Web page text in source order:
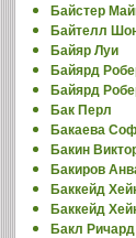
Байстер
Байтелл
Байяр Луи
Байярд
Байярд
Бак Перл
Бакаева
Бакин
Бакиров
Баккейд
Баккейд
Бакл Ричард